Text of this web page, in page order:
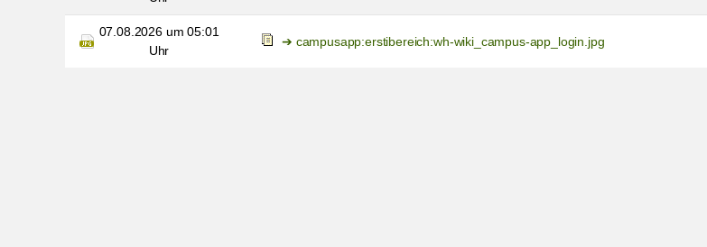
07.08.2026 um 05:01
Uhr
campusapp:erstibereich:wh-wiki_campus-app_login.jpg